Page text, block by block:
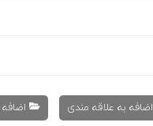
اضافه به علاقه مندی